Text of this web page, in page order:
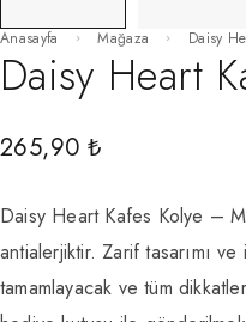
Anasayfa Mağaza Daisy
Daisy Heart
265,90 ₺
Daisy Heart Kafes Kolye –
antialerjiktir. Zarif tasarımı
tamamlayacak ve tüm